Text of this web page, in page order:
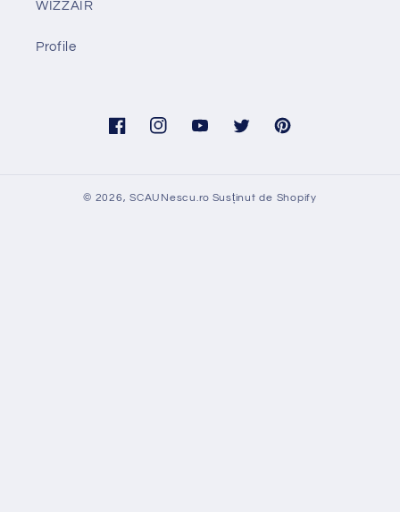
WIZZAIR
Profile
FacebookInstagramYouTubeTwitter Pinterest
© 2026,SCAUNescu.ro Susținut de Shopify